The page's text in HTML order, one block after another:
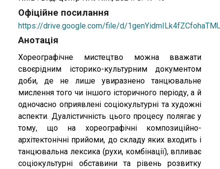
Офіційне посилання
https://drive.google.com/file/d/
Анотація
Хореографічне мистецтво можна вважати
своєрідним історико-культурним документом
доби, де не лише увиразнено танцювальне
мислення того чи іншого історичного періоду, а й
одночасно оприявлені соціокультурні та художні
аспекти. Дуалістичність цього процесу полягає у
тому, що на хореографічні композиційно-
архітектонічні прийоми, до складу яких входить і
танцювальна лексика (рухи, комбінації), впливає
соціокультурні обставини та рівень розвитку